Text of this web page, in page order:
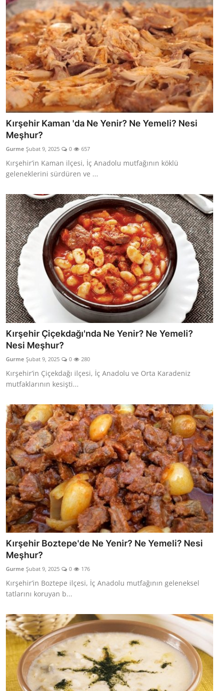
Kırşehir Kaman 'da Ne Yenir? Ne Yemeli? Nesi
Meşhur?
Gurme Şubat 9, 2025 0 657
Kırşehir’in Kaman ilçesi, İç Anadolu mutfağının köklü
geleneklerini sürdüren ve ...
Kırşehir Çiçekdağı'nda Ne Yenir? Ne Yemeli?
Nesi Meşhur?
Gurme Şubat 9, 2025 0 280
Kırşehir’in Çiçekdağı ilçesi, İç Anadolu ve Orta Karadeniz
mutfaklarının kesişti...
Kırşehir Boztepe'de Ne Yenir? Ne Yemeli? Nesi
Meşhur?
Gurme Şubat 9, 2025 0 176
Kırşehir’in Boztepe ilçesi, İç Anadolu mutfağının geleneksel
tatlarını koruyan b...